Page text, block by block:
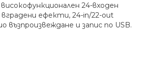
24-входен
вградени ефекти, 24-in/22-out
възпроизвеждане и запис по USB.